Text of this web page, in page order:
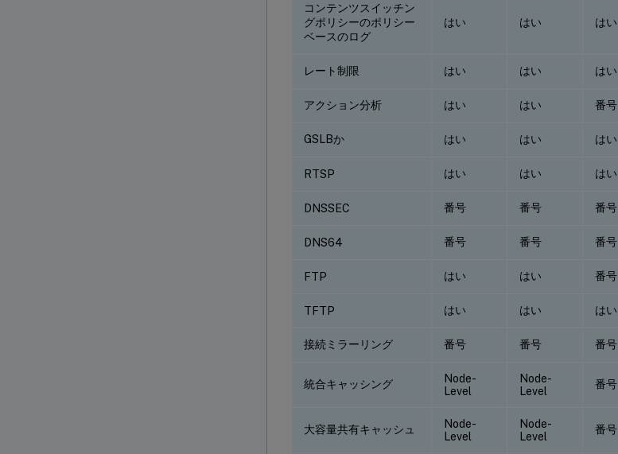
コンテンツスイッチン
グポリシーのポリシー
ベースのログ
はい はい はい
レート制限 はい はい はい
アクション分析 はい はい 番号
GSLBか はい はい はい
RTSP はい はい はい
DNSSEC 番号 番号 番号
DNS64 番号 番号 番号
FTP はい はい 番号
TFTP はい はい はい
接続ミラーリング 番号 番号 番号
統合キャッシング
Node-
Level
Node-
Level
番号
大容量共有キャッシュ
Node-
Level
Node-
Level
番号